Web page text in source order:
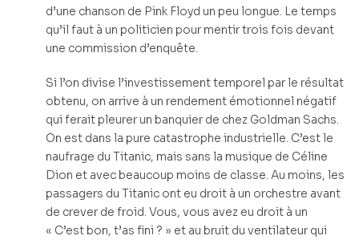
d’une chanson de Pink Floyd un peu longue. Le temps
qu’il faut à un politicien pour mentir trois fois devant
une commission d’enquête.
Si l’on divise l’investissement temporel par le résultat
obtenu, on arrive à un rendement émotionnel négatif
qui ferait pleurer un banquier de chez Goldman Sachs.
On est dans la pure catastrophe industrielle. C’est le
naufrage du Titanic, mais sans la musique de Céline
Dion et avec beaucoup moins de classe. Au moins, les
passagers du Titanic ont eu droit à un orchestre avant
de crever de froid. Vous, vous avez eu droit à un
« C’est bon, t’as fini ? » et au bruit du ventilateur qui